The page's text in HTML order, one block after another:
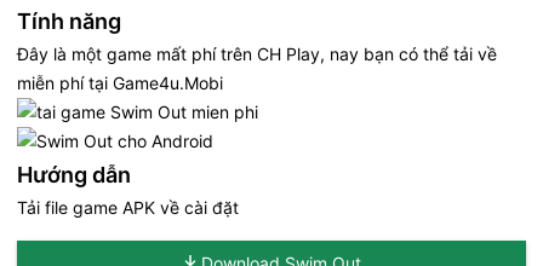
Tính năng
Đây là một game mất phí trên CH Play, nay bạn có thể tải về
miễn phí tại Game4u.Mobi
Hướng dẫn
Tải file game APK về cài đặt